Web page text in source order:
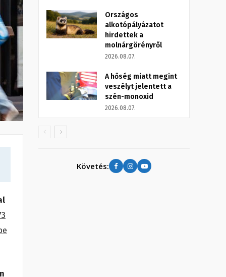
Országos
alkotópályázatot
hirdettek a
molnárgörényről
2026.08.07.
A hőség miatt megint
veszélyt jelentett a
szén-monoxid
2026.08.07.
Követés: